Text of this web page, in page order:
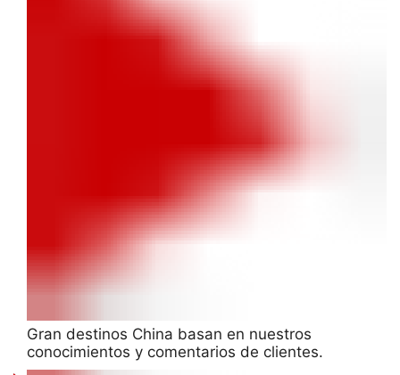
Gran destinos China basan en nuestros
conocimientos y comentarios de clientes.